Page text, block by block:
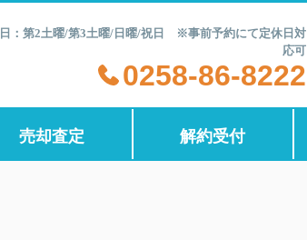
：第2土曜/第3土曜/日曜/祝日 ※事前予約にて定休日対
応可
0258-86-8222
売却査定 解約受付